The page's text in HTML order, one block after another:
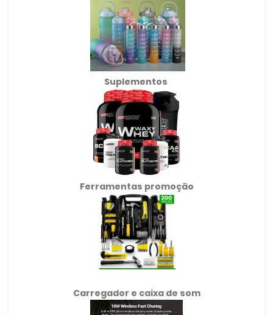
Suplementos
Ferramentas promoção
Carregador e caixa de som